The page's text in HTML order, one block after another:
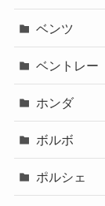
ベンツ
ベントレー
ホンダ
ボルボ
ポルシェ